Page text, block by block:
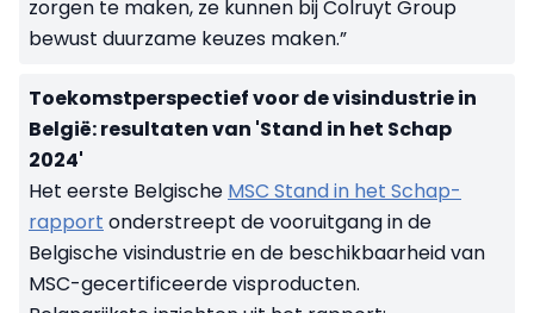
zorgen te maken, ze kunnen bij Colruyt Group
bewust duurzame keuzes maken.”
Toekomstperspectief voor de visindustrie in
België: resultaten van 'Stand in het Schap
2024'
Het eerste Belgische MSC Stand in het Schap-
rapport onderstreept de vooruitgang in de
Belgische visindustrie en de beschikbaarheid van
MSC-gecertificeerde visproducten.